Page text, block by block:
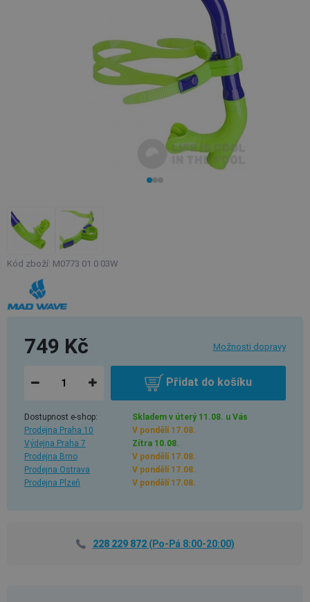
Kód zboží: M0773 01 0 03W
749 Kč Možnosti dopravy
Přidat do košíku
Dostupnost e-shop:
Skladem v úterý 11.08. u Vás
Prodejna Praha 10
V pondělí 17.08.
Výdejna Praha 7
Zítra 10.08.
Prodejna Brno
V pondělí 17.08.
Prodejna Ostrava
V pondělí 17.08.
Prodejna Plzeň
V pondělí 17.08.
228 229 872(Po-Pá 8:00-20:00)